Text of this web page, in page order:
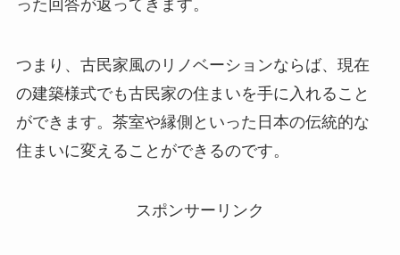
った回答が返ってきます。
つまり、古民家風のリノベーションならば、現在
の建築様式でも古民家の住まいを手に入れること
ができます。茶室や縁側といった日本の伝統的な
住まいに変えることができるのです。
スポンサーリンク